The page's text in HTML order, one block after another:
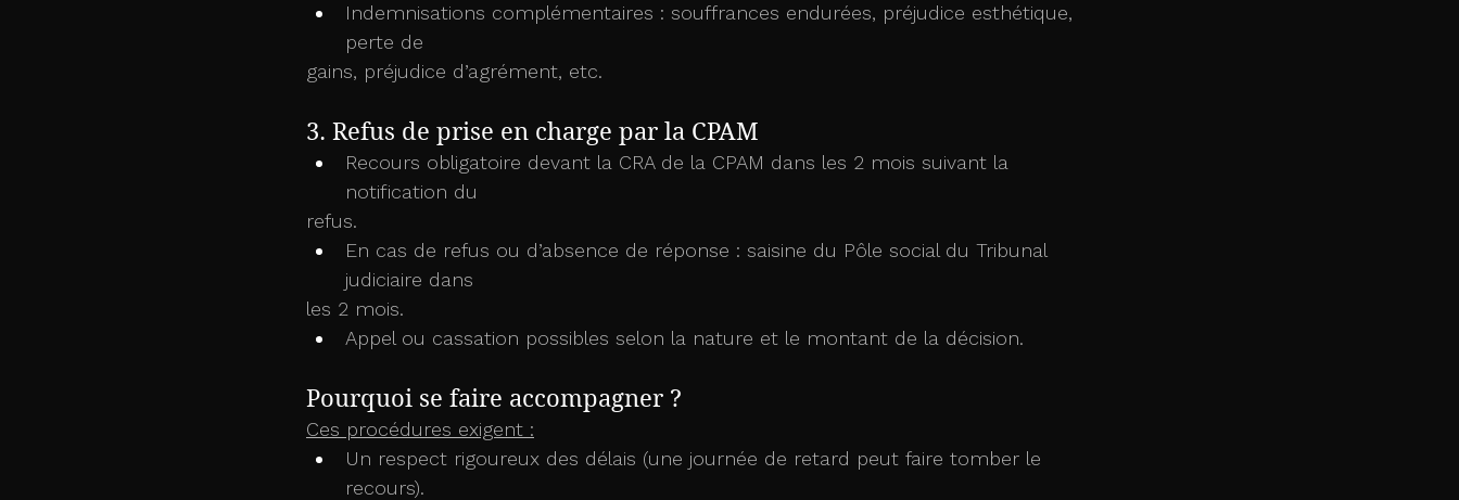
Indemnisations complémentaires : souffrances endurées, préjudice esthétique,
perte de
gains, préjudice d’agrément, etc.
3. Refus de prise en charge par la CPAM
Recours obligatoire devant la CRA de la CPAM dans les 2 mois suivant la
notification du
refus.
En cas de refus ou d’absence de réponse : saisine du Pôle social du Tribunal
judiciaire dans
les 2 mois.
Appel ou cassation possibles selon la nature et le montant de la décision.
Pourquoi se faire accompagner ?
Ces procédures exigent :
Un respect rigoureux des délais (une journée de retard peut faire tomber le
recours).